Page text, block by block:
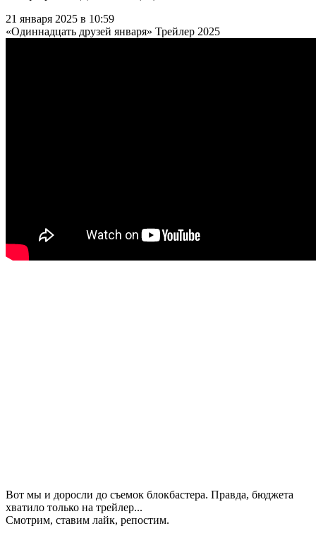
21 января 2025 в 10:59
«Одиннадцать друзей января» Трейлер 2025
Вот мы и доросли до съемок блокбастера. Правда, бюджета
хватило только на трейлер...
Смотрим, ставим лайк, репостим.